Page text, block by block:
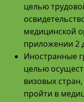
целью
медицинской
приложении 2
Иностранные
целью
визовых
пройти в